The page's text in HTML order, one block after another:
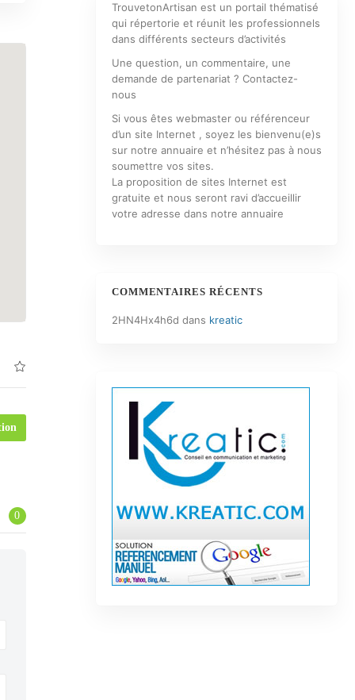
0
TrouvetonArtisan est un portail thématisé
qui répertorie et réunit les professionnels
dans différents secteurs d’activités
Une question, un commentaire, une
demande de partenariat ? Contactez-
nous
Si vous êtes webmaster ou référenceur
d’un site Internet , soyez les bienvenu(e)s
sur notre annuaire et n’hésitez pas à nous
soumettre vos sites.
La proposition de sites Internet est
gratuite et nous seront ravi d’accueillir
votre adresse dans notre annuaire
COMMENTAIRES RÉCENTS
2HN4Hx4h6d dans kreatic